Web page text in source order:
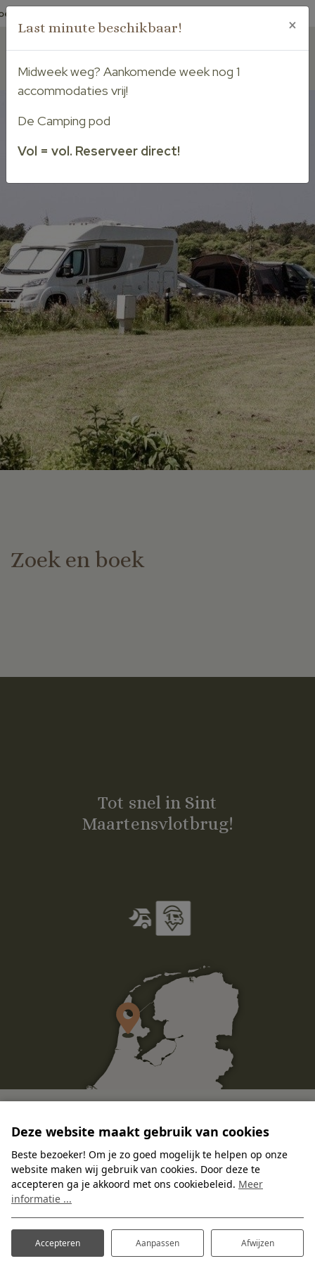
woef:
Reserveren
Zoek en boek
Tot snel in Sint
Maartensvlotbrug!
BELKMERWEG 57
1753 GD SINT MAARTENSVLOTBRUG
Deze website maakt gebruik van cookies
Beste bezoeker! Om je zo goed mogelijk te helpen op onze
website maken wij gebruik van cookies. Door deze te
accepteren ga je akkoord met ons cookiebeleid. Meer
informatie ...
Accepteren Aanpassen Afwijzen
Last minute beschikbaar! ×
Midweek weg? Aankomende week nog 1
accommodaties vrij!
De Camping pod
Vol = vol. Reserveer direct!